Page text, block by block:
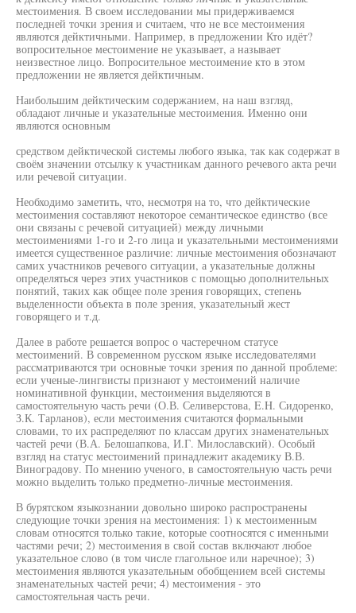
местоимения. В своем исследовании мы придерживаемся
последней точки зрения и считаем, что не все местоимения
являются дейктичными. Например, в предложении Кто идёт?
вопросительное местоимение не указывает, а называет
неизвестное лицо. Вопросительное местоимение кто в этом
предложении не является дейктичным.
Наибольшим дейктическим содержанием, на наш взгляд,
обладают личные и указательные местоимения. Именно они
являются основным
средством дейктической системы любого языка, так как содержат в
своём значении отсылку к участникам данного речевого акта речи
или речевой ситуации.
Необходимо заметить, что, несмотря на то, что дейктические
местоимения составляют некоторое семантическое единство (все
они связаны с речевой ситуацией) между личными
местоимениями 1-го и 2-го лица и указательными местоимениями
имеется существенное различие: личные местоимения обозначают
самих участников речевого ситуации, а указательные должны
определяться через этих участников с помощью дополнительных
понятий, таких как общее поле зрения говорящих, степень
выделенности объекта в поле зрения, указательный жест
говорящего и т.д.
Далее в работе решается вопрос о частеречном статусе
местоимений. В современном русском языке исследователями
рассматриваются три основные точки зрения по данной проблеме:
если ученые-лингвисты признают у местоимений наличие
номинативной функции, местоимения выделяются в
самостоятельную часть речи (О.В. Селиверстова, E.H. Сидоренко,
З.К. Тарланов), если местоимения считаются формальными
словами, то их распределяют по классам других знаменательных
частей речи (В.А. Белошапкова, И.Г. Милославский). Особый
взгляд на статус местоимений принадлежит академику В.В.
Виноградову. По мнению ученого, в самостоятельную часть речи
можно выделить только предметно-личные местоимения.
В бурятском языкознании довольно широко распространены
следующие точки зрения на местоимения: 1) к местоименным
словам относятся только такие, которые соотносятся с именными
частями речи; 2) местоимения в свой состав включают любое
указательное слово (в том числе глагольное или наречное); 3)
местоимения являются указательным обобщением всей системы
знаменательных частей речи; 4) местоимения - это
самостоятельная часть речи.